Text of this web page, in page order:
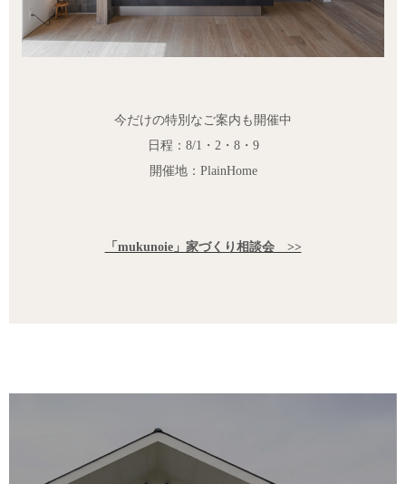
今だけの特別なご案内も開催中
日程：8/1・2・8・9
開催地：PlainHome
「mukunoie」家づくり相談会 >>